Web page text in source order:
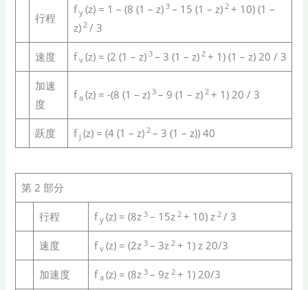
行程
fy (z) = 1 – (8 (1 – z)3 – 15 (1 – z)2 + 10) (1 –
z)2 / 3
速度 fv (z) = (2 (1 – z)3 – 3 (1 – z)2 + 1) (1 – z) 20 / 3
加速
度
fa (z) = -(8 (1 – z)3 – 9 (1 – z)2 + 1) 20 / 3
跃度 fj (z) = (4 (1 – z)2 – 3 (1 – z)) 40
第 2 部分
行程 f y (z) = (8z3 – 15z2 + 10) z2 / 3
速度 f v (z) = (2z3 – 3z2 + 1) z 20/3
加速度 f a (z) = (8z3 – 9z2 + 1) 20/3